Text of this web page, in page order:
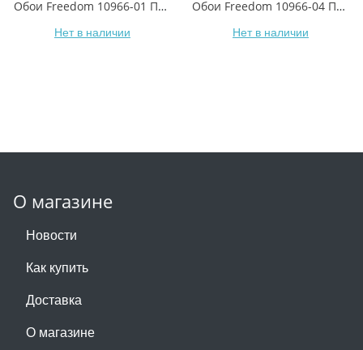
Обои Freedom 10966-01 Пралине
Нет в наличии
Обои Freedom 10966-04 Пралине
Нет в наличии
О магазине
Новости
Как купить
Доставка
О магазине